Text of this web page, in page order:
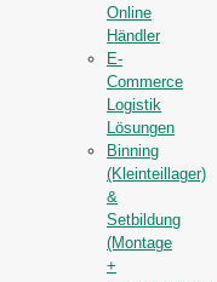
Online
Händler
E-
Commerce
Logistik
Lösungen
Binning
(Kleinteillager)
&
Setbildung
(Montage
+